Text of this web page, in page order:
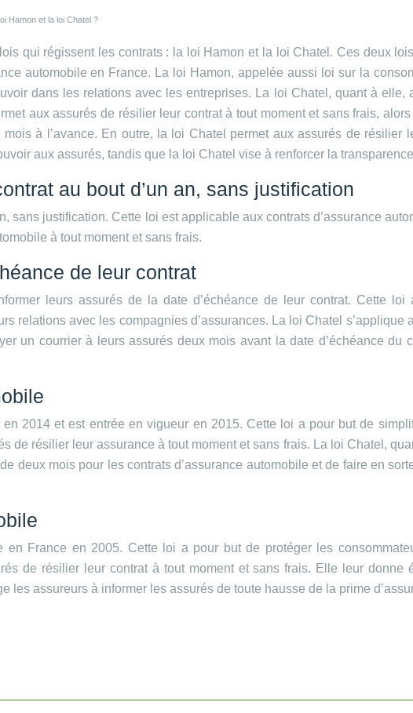
Hamon et la loi Chatel ?
qui régissent les contrats : la loi Hamon et la loi Chatel. Ces deux
automobile en France. La loi Hamon, appelée aussi loi sur la
dans les relations avec les entreprises. La loi Chatel, quant à
aux assurés de résilier leur contrat à tout moment et sans frais,
à l’avance. En outre, la loi Chatel permet aux assurés de résilier
aux assurés, tandis que la loi Chatel vise à renforcer la
au bout d’un an, sans justification
sans justification. Cette loi est applicable aux contrats d’assurance
à tout moment et sans frais.
de leur contrat
leurs assurés de la date d’échéance de leur contrat. Cette
relations avec les compagnies d’assurances. La loi Chatel s’applique
un courrier à leurs assurés deux mois avant la date d’échéance du
2014 et est entrée en vigueur en 2015. Cette loi a pour but de
de résilier leur assurance à tout moment et sans frais. La loi Chatel,
deux mois pour les contrats d’assurance automobile et de faire en
en France en 2005. Cette loi a pour but de protéger les
de résilier leur contrat à tout moment et sans frais. Elle leur
les assureurs à informer les assurés de toute hausse de la prime